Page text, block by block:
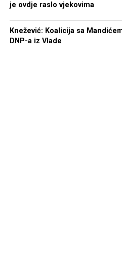
je ovdje raslo vjekovima
Knežević: Koalicija sa
DNP-a iz Vlade